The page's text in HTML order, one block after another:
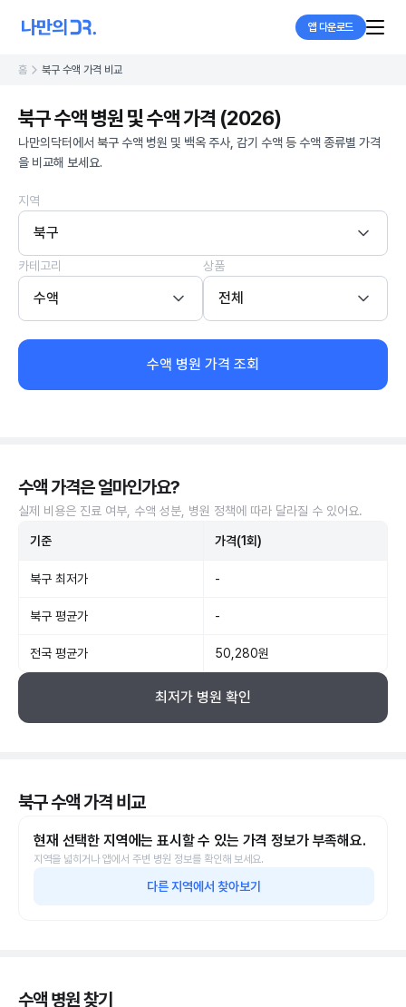
앱 다운로드
홈 북구 수액 가격 비교
북구 수액 병원 및 수액 가격 (2026)
나만의닥터에서 북구 수액 병원 및 백옥 주사, 감기 수액 등 수액 종류별 가격
을 비교해 보세요.
지역
북구
카테고리
수액
상품
전체
수액 병원 가격 조회
수액 가격은 얼마인가요?
실제 비용은 진료 여부, 수액 성분, 병원 정책에 따라 달라질 수 있어요.
기준 가격(1회)
북구 최저가 -
북구 평균가 -
전국 평균가 50,280원
최저가 병원 확인
북구 수액 가격 비교
현재 선택한 지역에는 표시할 수 있는 가격 정보가 부족해요.
지역을 넓히거나 앱에서 주변 병원 정보를 확인해 보세요.
다른 지역에서 찾아보기
수액 병원 찾기